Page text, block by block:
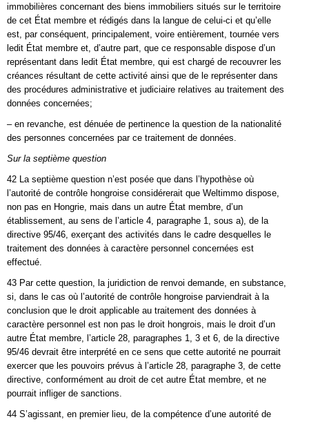
immobilières concernant des biens immobiliers situés sur le territoire
de cet État membre et rédigés dans la langue de celui-ci et qu’elle
est, par conséquent, principalement, voire entièrement, tournée vers
ledit État membre et, d’autre part, que ce responsable dispose d’un
représentant dans ledit État membre, qui est chargé de recouvrer les
créances résultant de cette activité ainsi que de le représenter dans
des procédures administrative et judiciaire relatives au traitement des
données concernées;
– en revanche, est dénuée de pertinence la question de la nationalité
des personnes concernées par ce traitement de données.
Sur la septième question
42 La septième question n’est posée que dans l’hypothèse où
l’autorité de contrôle hongroise considérerait que Weltimmo dispose,
non pas en Hongrie, mais dans un autre État membre, d’un
établissement, au sens de l’article 4, paragraphe 1, sous a), de la
directive 95/46, exerçant des activités dans le cadre desquelles le
traitement des données à caractère personnel concernées est
effectué.
43 Par cette question, la juridiction de renvoi demande, en substance,
si, dans le cas où l’autorité de contrôle hongroise parviendrait à la
conclusion que le droit applicable au traitement des données à
caractère personnel est non pas le droit hongrois, mais le droit d’un
autre État membre, l’article 28, paragraphes 1, 3 et 6, de la directive
95/46 devrait être interprété en ce sens que cette autorité ne pourrait
exercer que les pouvoirs prévus à l’article 28, paragraphe 3, de cette
directive, conformément au droit de cet autre État membre, et ne
pourrait infliger de sanctions.
44 S’agissant, en premier lieu, de la compétence d’une autorité de